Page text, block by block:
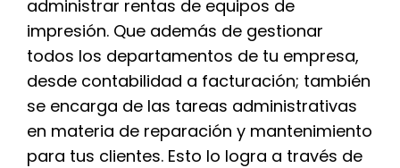
administrar rentas de equipos de
impresión. Que además de gestionar
todos los departamentos de tu empresa,
desde contabilidad a facturación; también
se encarga de las tareas administrativas
en materia de reparación y mantenimiento
para tus clientes. Esto lo logra a través de